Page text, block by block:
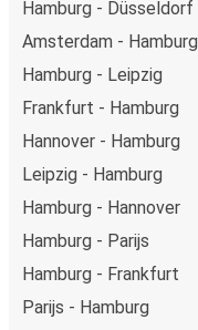
Hamburg - Düsseldorf
Amsterdam - Hamburg
Hamburg - Leipzig
Frankfurt - Hamburg
Hannover - Hamburg
Leipzig - Hamburg
Hamburg - Hannover
Hamburg - Parijs
Hamburg - Frankfurt
Parijs - Hamburg